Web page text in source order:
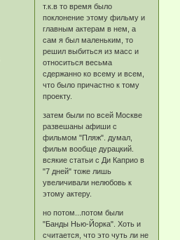
т.к.в то время было
поклонение этому фильму и
главным актерам в нем, а
сам я был маленьким, то
решил выбиться из масс и
относиться весьма
сдержанно ко всему и всем,
что было причастно к тому
проекту.
затем были по всей Москве
развешаны афиши с
фильмом "Пляж". думал,
фильм вообще дурацкий.
всякие статьи с Ди Каприо в
"7 дней" тоже лишь
увеличивали нелюбовь к
этому актеру.
но потом...потом были
"Банды Нью-Йорка". Хоть и
считается, что это чуть ли не